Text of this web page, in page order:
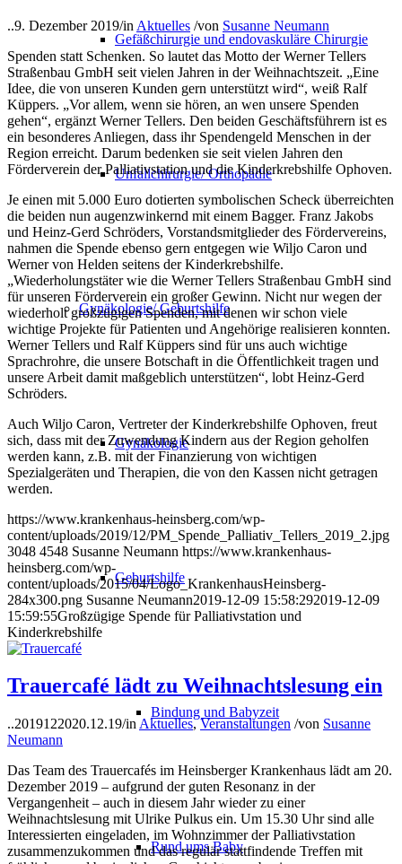
Gefäßchirurgie und endovaskuläre Chirurgie
Unfallchirurgie/ Orthopädie
Gynäkologie/ Geburtshilfe
Gynäkologie
Geburtshilfe
Bindung und Babyzeit
Rund ums Baby
..9. Dezember 2019/in Aktuelles /von Susanne Neumann
Spenden statt Schenken. So lautet das Motto der Werner Tellers
Straßenbau GmbH seit vielen Jahren in der Weihnachtszeit. „Eine
Idee, die von unseren Kunden gern unterstützt wird“, weiß Ralf
Küppers. „Vor allem, wenn sie hören, an wen unsere Spenden
gehen“, ergänzt Werner Tellers. Den beiden Geschäftsführern ist es
ein besonderes Anliegen, dass ihr Spendengeld Menschen in der
Region erreicht. Darum bedenken sie seit vielen Jahren den
Förderverein der Palliativstation und die Kinderkrebshilfe Ophoven.
Je einen mit 5.000 Euro dotierten symbolischen Scheck überreichten
die beiden nun augenzwinkernd mit einem Bagger. Franz Jakobs
und Heinz-Gerd Schröders, Vorstandsmitglieder des Fördervereins,
nahmen die Spende ebenso gern entgegen wie Wiljo Caron und
Werner von Helden seitens der Kinderkrebshilfe.
„Wiederholungstäter wie die Werner Tellers Straßenbau GmbH sind
für unseren Förderverein ein großer Gewinn. Nicht nur wegen der
wiederholt großzügigen Spenden, mit denen wir schon viele
wichtige Projekte für Patienten und Angehörige realisieren konnten.
Werner Tellers und Ralf Küppers sind für uns auch wichtige
Sprachrohre, die unsere Botschaft in die Öffentlichkeit tragen und
unsere Arbeit damit maßgeblich unterstützen“, lobt Heinz-Gerd
Schröders.
Auch Wiljo Caron, Vertreter der Kinderkrebshilfe Ophoven, freut
sich, dass mit der Zuwendung Kindern aus der Region geholfen
werden kann, z.B. mit der Finanzierung von wichtigen
Spezialgeräten und Therapien, die von den Kassen nicht getragen
werden.
https://www.krankenhaus-heinsberg.com/wp-
content/uploads/2019/12/PM_Spende_Palliativ_Tellers_2019_2.jpg
3048 4548 Susanne Neumann https://www.krankenhaus-
heinsberg.com/wp-
content/uploads/2015/04/Logo_KrankenhausHeinsberg-
284x300.png Susanne Neumann2019-12-09 15:58:292019-12-09
15:59:55Großzügige Spende für Palliativstation und
Kinderkrebshilfe
Trauercafé lädt zu Weihnachtslesung ein
..2019122020.12.19/in Aktuelles,Veranstaltungen /von Susanne
Neumann
Das Team des Trauercafés im Heinsberger Krankenhaus lädt am 20.
Dezember 2019 – aufgrund der guten Resonanz in der
Vergangenheit – auch in diesem Jahr wieder zu einer
Weihnachtslesung mit Ulrike Pulkus ein. Um 15.30 Uhr sind alle
Interessierten eingeladen, im Wohnzimmer der Palliativstation
zusammenzukommen und das regulär stattfindende Treffen mit